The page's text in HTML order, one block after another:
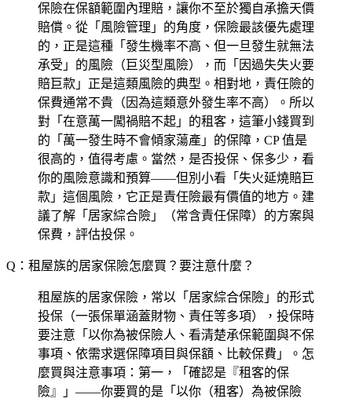
保險在保額範圍內理賠，讓你不至於獨自承擔天價
賠償。從「風險管理」的角度，保險最該優先處理
的，正是這種「發生機率不高、但一旦發生就無法
承受」的風險（巨災型風險），而「因過失失火要
賠巨款」正是這類風險的典型。相對地，責任險的
保費通常不貴（因為這類意外發生率不高）。所以
對「在意萬一闖禍賠不起」的租客，這筆小錢買到
的「萬一發生時不會傾家蕩產」的保障，CP 值是
很高的，值得考慮。當然，是否投保、保多少，看
你的風險意識和預算——但別小看「失火延燒賠巨
款」這個風險，它正是責任險最有價值的地方。建
議了解「居家綜合險」（常含責任保障）的方案與
保費，評估投保。
Q：租屋族的居家保險怎麼買？要注意什麼？
租屋族的居家保險，常以「居家綜合保險」的形式
投保（一張保單涵蓋財物、責任等多項），投保時
要注意「以你為被保險人、看清楚承保範圍與不保
事項、依需求選保障項目與保額、比較保費」。怎
麼買與注意事項：第一，「確認是『租客的保
險』」——你要買的是「以你（租客）為被保險